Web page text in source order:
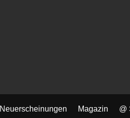
Neuerscheinungen Magazin @